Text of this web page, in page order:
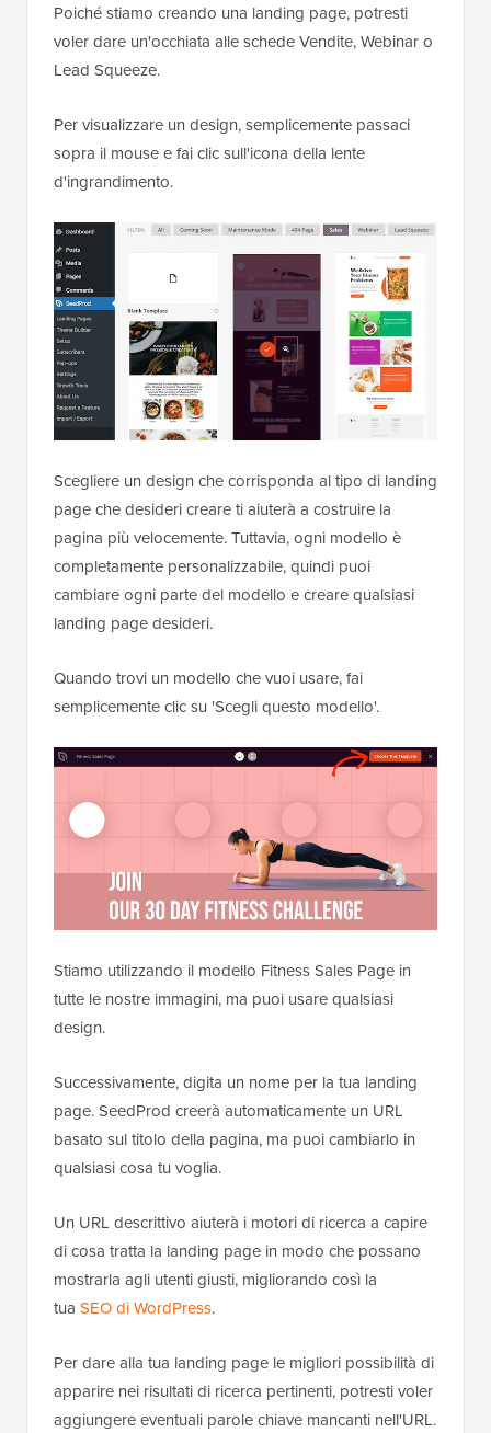
Poiché stiamo creando una landing page, potresti
voler dare un'occhiata alle schede Vendite, Webinar o
Lead Squeeze.
Per visualizzare un design, semplicemente passaci
sopra il mouse e fai clic sull'icona della lente
d'ingrandimento.
Scegliere un design che corrisponda al tipo di landing
page che desideri creare ti aiuterà a costruire la
pagina più velocemente. Tuttavia, ogni modello è
completamente personalizzabile, quindi puoi
cambiare ogni parte del modello e creare qualsiasi
landing page desideri.
Quando trovi un modello che vuoi usare, fai
semplicemente clic su 'Scegli questo modello'.
Stiamo utilizzando il modello Fitness Sales Page in
tutte le nostre immagini, ma puoi usare qualsiasi
design.
Successivamente, digita un nome per la tua landing
page. SeedProd creerà automaticamente un URL
basato sul titolo della pagina, ma puoi cambiarlo in
qualsiasi cosa tu voglia.
Un URL descrittivo aiuterà i motori di ricerca a capire
di cosa tratta la landing page in modo che possano
mostrarla agli utenti giusti, migliorando così la
tua SEO di WordPress.
Per dare alla tua landing page le migliori possibilità di
apparire nei risultati di ricerca pertinenti, potresti voler
aggiungere eventuali parole chiave mancanti nell'URL.